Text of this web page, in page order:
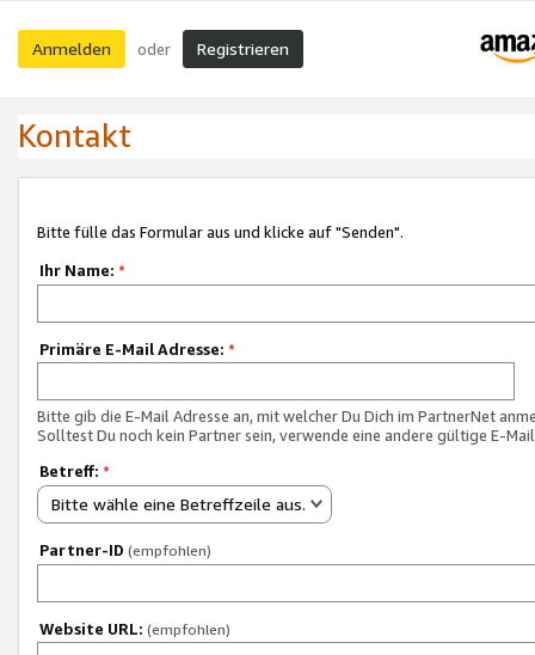
Anmelden oder Registrieren
Kontakt
Bitte fülle das Formular aus und klicke auf "Senden".
Ihr Name: *
Primäre E-Mail Adresse: *
Bitte gib die E-Mail Adresse an, mit welcher Du Dich im PartnerNet
Solltest Du noch kein Partner sein, verwende eine andere gültige E-
Betreff: *
Bitte wähle eine Betreffzeile aus.
Partner-ID (empfohlen)
Website URL: (empfohlen)